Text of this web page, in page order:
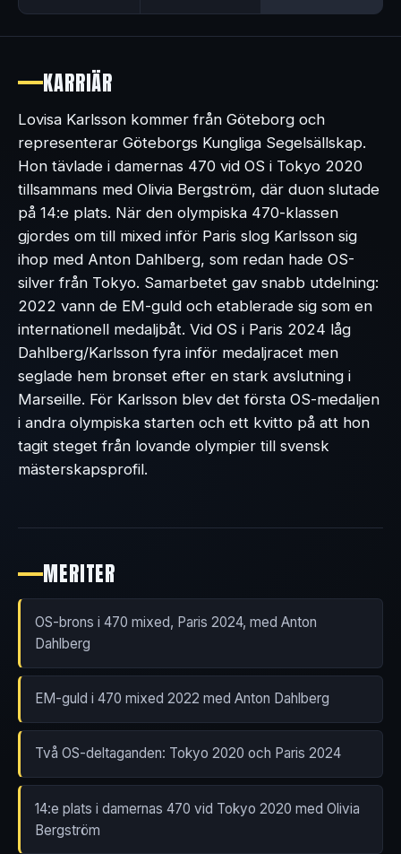
KARRIÄR
Lovisa Karlsson kommer från Göteborg och
representerar Göteborgs Kungliga Segelsällskap.
Hon tävlade i damernas 470 vid OS i Tokyo 2020
tillsammans med Olivia Bergström, där duon slutade
på 14:e plats. När den olympiska 470-klassen
gjordes om till mixed inför Paris slog Karlsson sig
ihop med Anton Dahlberg, som redan hade OS-
silver från Tokyo. Samarbetet gav snabb utdelning:
2022 vann de EM-guld och etablerade sig som en
internationell medaljbåt. Vid OS i Paris 2024 låg
Dahlberg/Karlsson fyra inför medaljracet men
seglade hem bronset efter en stark avslutning i
Marseille. För Karlsson blev det första OS-medaljen
i andra olympiska starten och ett kvitto på att hon
tagit steget från lovande olympier till svensk
mästerskapsprofil.
MERITER
OS-brons i 470 mixed, Paris 2024, med Anton
Dahlberg
EM-guld i 470 mixed 2022 med Anton Dahlberg
Två OS-deltaganden: Tokyo 2020 och Paris 2024
14:e plats i damernas 470 vid Tokyo 2020 med Olivia
Bergström